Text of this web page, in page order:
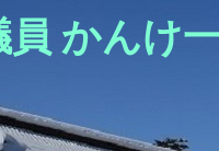
員 かんけ